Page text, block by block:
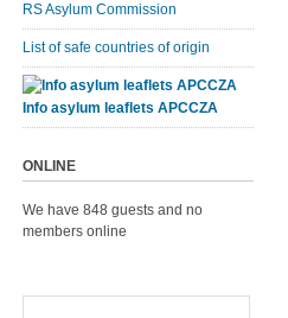
RS Asylum Commission
List of safe countries of origin
Info asylum leaflets APCCZA
ONLINE
We have 848 guests and no
members online